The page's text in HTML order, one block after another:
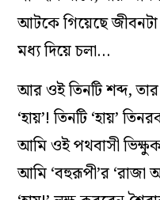
আটকে গিয়েছে
মধ্য দিয়ে চলা…
আর ওই তিনটি শব্দ,
‘হায়’! তিনটি ‘হায়’
আমি ওই পথবাসী
আমি ‘বহুরূপী’র ‘রাজা